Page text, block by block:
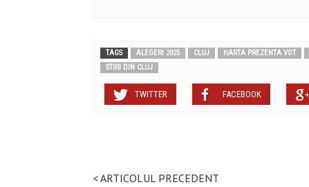
TAGS ALEGERI 2025 CLUJ HARTA PREZENTA VOT
STIRI DIN CLUJ
TWITTER FACEBOOK
< ARTICOLUL PRECEDENT